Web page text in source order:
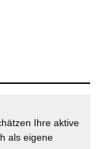
Ihre aktive
als eigene